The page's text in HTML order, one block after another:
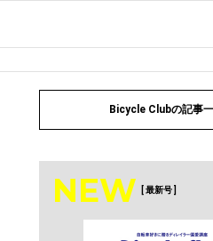
Bicycle Clubの記事
NEW [ 最新号 ]